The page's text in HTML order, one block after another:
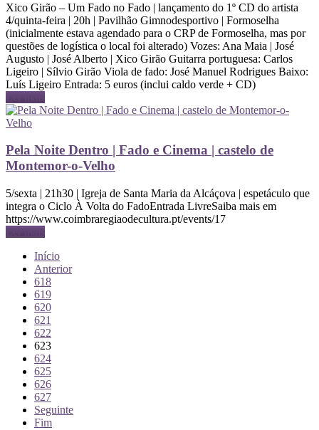
Xico Girão – Um Fado no Fado | lançamento do 1º CD do artista
4/quinta-feira | 20h | Pavilhão Gimnodesportivo | Formoselha
(inicialmente estava agendado para o CRP de Formoselha, mas por
questões de logística o local foi alterado) Vozes: Ana Maia | José
Augusto | José Alberto | Xico Girão Guitarra portuguesa: Carlos
Ligeiro | Sílvio Girão Viola de fado: José Manuel Rodrigues Baixo:
Luís Ligeiro Entrada: 5 euros (inclui caldo verde + CD)
Ler mais
Pela Noite Dentro | Fado e Cinema | castelo de
Montemor-o-Velho
5/sexta | 21h30 | Igreja de Santa Maria da Alcáçova | espetáculo que
integra o Ciclo À Volta do FadoEntrada LivreSaiba mais em
https://www.coimbraregiaodecultura.pt/events/17
Ler mais
Início
Anterior
618
619
620
621
622
623
624
625
626
627
Seguinte
Fim